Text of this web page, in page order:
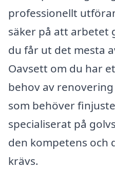
professionellt
säker på att arbetet
du får ut det mesta
Oavsett om du har
behov av
som behöver
specialiserat på
den kompetens och
krävs.